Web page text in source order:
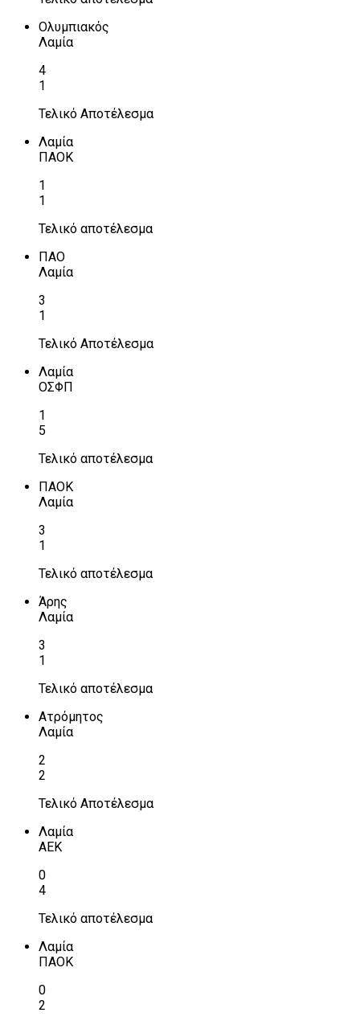
Ολυμπιακός
Λαμία
4
1
Τελικό Αποτέλεσμα
Λαμία
ΠΑΟΚ
1
1
Τελικό αποτέλεσμα
ΠΑΟ
Λαμία
3
1
Τελικό Αποτέλεσμα
Λαμία
ΟΣΦΠ
1
5
Τελικό αποτέλεσμα
ΠΑΟΚ
Λαμία
3
1
Τελικό αποτέλεσμα
Άρης
Λαμία
3
1
Τελικό αποτέλεσμα
Ατρόμητος
Λαμία
2
2
Τελικό Αποτέλεσμα
Λαμία
ΑΕΚ
0
4
Τελικό αποτέλεσμα
Λαμία
ΠΑΟΚ
0
2